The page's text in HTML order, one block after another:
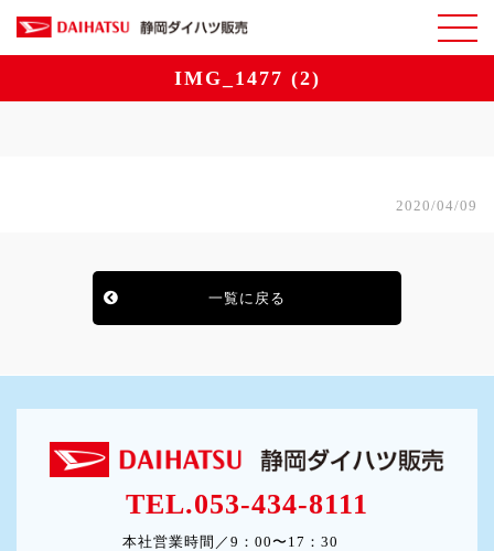
IMG_1477 (2)
2020/04/09
一覧に戻る
TEL.053-434-8111
本社営業時間／9：00〜17：30